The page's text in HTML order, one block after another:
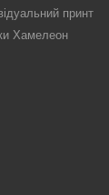
принт
Хамелеон